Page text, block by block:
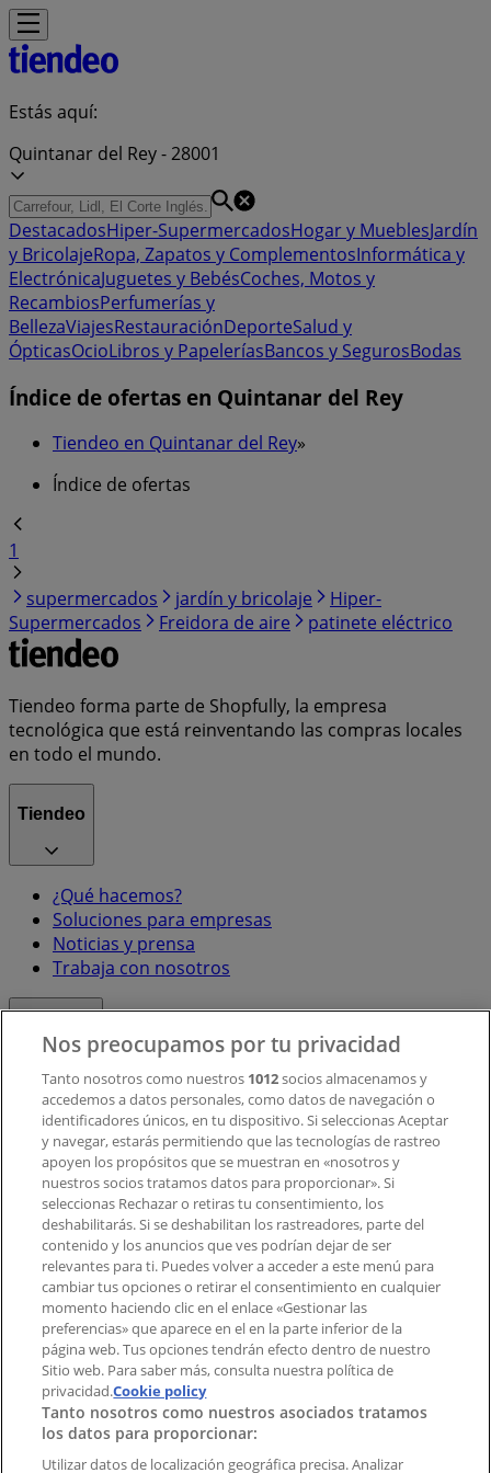
Estás aquí:
Quintanar del Rey - 28001
DestacadosHiper-SupermercadosHogar y MueblesJardín
y BricolajeRopa, Zapatos y ComplementosInformática y
ElectrónicaJuguetes y BebésCoches, Motos y
RecambiosPerfumerías y
BellezaViajesRestauraciónDeporteSalud y
ÓpticasOcioLibros y PapeleríasBancos y SegurosBodas
Índice de ofertas en Quintanar del Rey
Tiendeo en Quintanar del Rey»
Índice de ofertas
1
supermercados
jardín y bricolaje
Hiper-
Supermercados
Freidora de aire patinete eléctrico
Tiendeo forma parte de Shopfully, la empresa
tecnológica que está reinventando las compras locales
en todo el mundo.
Tiendeo
¿Qué hacemos?
Soluciones para empresas
Noticias y prensa
Trabaja con nosotros
Contacto comercial y de marketing
Tienda mal colocada en el mapa
Notificar un folleto
¿Encontraste un problema en la web o en la
aplicación?
Índices
Marcas
Marcas locales
Negocios
Negocios cercanos
Productos
Productos locales
Nos preocupamos por tu privacidad
Tanto nosotros como nuestros 1012socios almacenamos y
accedemos a datos personales, como datos de navegación o
identificadores únicos, en tu dispositivo. Si seleccionas Aceptar
y navegar, estarás permitiendo que las tecnologías de rastreo
apoyen los propósitos que se muestran en «nosotros y
nuestros socios tratamos datos para proporcionar». Si
seleccionas Rechazar o retiras tu consentimiento, los
deshabilitarás. Si se deshabilitan los rastreadores, parte del
contenido y los anuncios que ves podrían dejar de ser
relevantes para ti. Puedes volver a acceder a este menú para
cambiar tus opciones o retirar el consentimiento en cualquier
momento haciendo clic en el enlace «Gestionar las
preferencias» que aparece en el en la parte inferior de la
página web. Tus opciones tendrán efecto dentro de nuestro
Sitio web. Para saber más, consulta nuestra política de
privacidad.Cookie policy
Tanto nosotros como nuestros asociados tratamos
los datos para proporcionar:
Utilizar datos de localización geográfica precisa. Analizar